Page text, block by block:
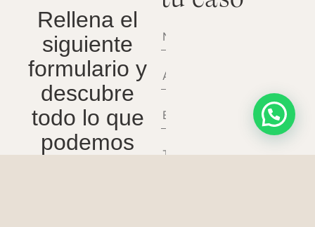
Rellena el
siguiente
formulario y
descubre
todo lo que
podemos